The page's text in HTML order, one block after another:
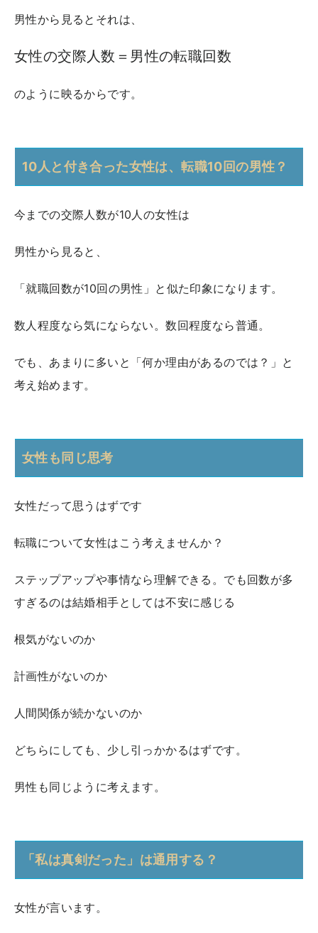
男性から見るとそれは、
女性の交際人数＝男性の転職回数
のように映るからです。
10人と付き合った女性は、転職10回の男性？
今までの交際人数が10人の女性は
男性から見ると、
「就職回数が10回の男性」と似た印象になります。
数人程度なら気にならない。数回程度なら普通。
でも、あまりに多いと「何か理由があるのでは？」と
考え始めます。
女性も同じ思考
女性だって思うはずです
転職について女性はこう考えませんか？
ステップアップや事情なら理解できる。でも回数が多
すぎるのは結婚相手としては不安に感じる
根気がないのか
計画性がないのか
人間関係が続かないのか
どちらにしても、少し引っかかるはずです。
男性も同じように考えます。
「私は真剣だった」は通用する？
女性が言います。